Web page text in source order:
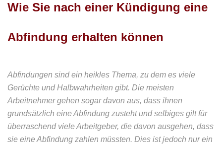
Wie Sie nach einer Kündigung eine
Abfindung erhalten können
Abfindungen sind ein heikles Thema, zu dem es viele
Gerüchte und Halbwahrheiten gibt. Die meisten
Arbeitnehmer gehen sogar davon aus, dass ihnen
grundsätzlich eine Abfindung zusteht und selbiges gilt für
überraschend viele Arbeitgeber, die davon ausgehen, dass
sie eine Abfindung zahlen müssten. Dies ist jedoch nur ein